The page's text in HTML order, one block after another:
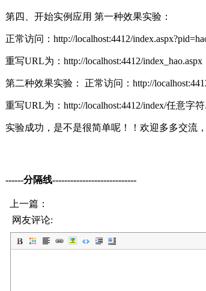
第四、开始实例应用 第一种效果实验：
正常访问：http://localhost:4412/
重写URL为：http://localhost:4412/index_hao.aspx
第二种效果实验： 正常访问：http://
重写URL为：http://localhost:4412/index/任意字
实验成功，是不是很简单呢！！欢迎多多交流
------分隔线----------------------------
上一篇：
网友评论: